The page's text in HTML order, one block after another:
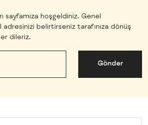
sayfamıza hoşgeldiniz. Genel
belirtirseniz tarafınıza dönüş
dileriz.
Gönder